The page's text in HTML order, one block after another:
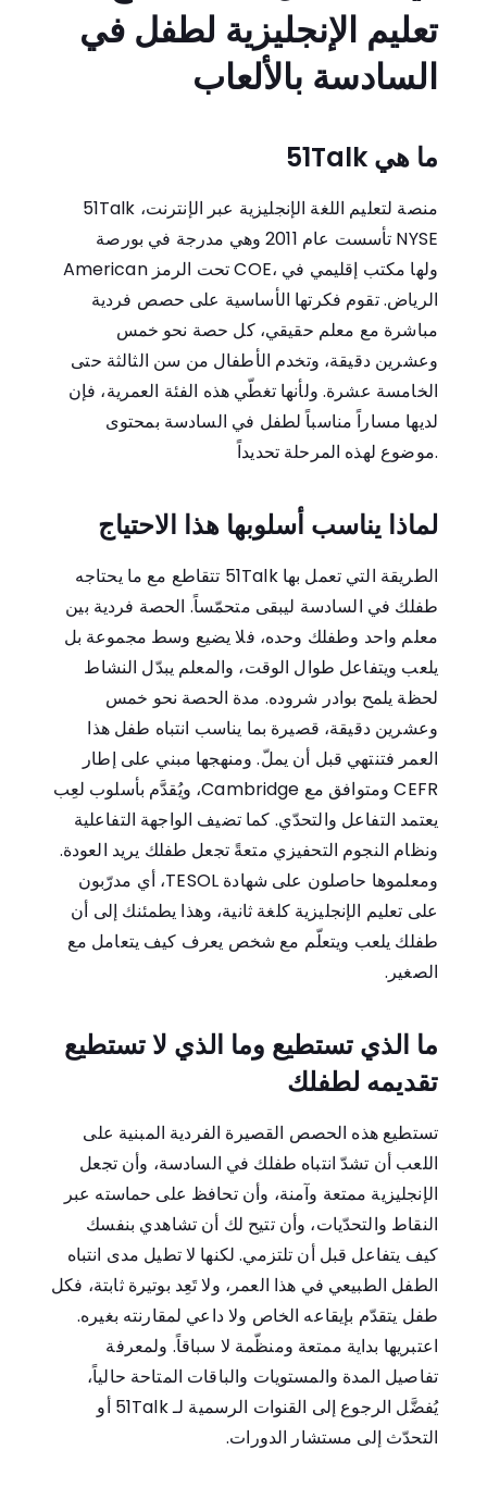
تعليم الإنجليزية لطفل في
السادسة بالألعاب
ما هي 51Talk
51Talk منصة لتعليم اللغة الإنجليزية عبر الإنترنت،
تأسست عام 2011 وهي مدرجة في بورصة NYSE
American تحت الرمز COE، ولها مكتب إقليمي في
الرياض. تقوم فكرتها الأساسية على حصص فردية
مباشرة مع معلم حقيقي، كل حصة نحو خمس
وعشرين دقيقة، وتخدم الأطفال من سن الثالثة حتى
الخامسة عشرة. ولأنها تغطّي هذه الفئة العمرية، فإن
لديها مساراً مناسباً لطفل في السادسة بمحتوى
موضوع لهذه المرحلة تحديداً.
لماذا يناسب أسلوبها هذا الاحتياج
الطريقة التي تعمل بها 51Talk تتقاطع مع ما يحتاجه
طفلك في السادسة ليبقى متحمّساً. الحصة فردية بين
معلم واحد وطفلك وحده، فلا يضيع وسط مجموعة بل
يلعب ويتفاعل طوال الوقت، والمعلم يبدّل النشاط
لحظة يلمح بوادر شروده. مدة الحصة نحو خمس
وعشرين دقيقة، قصيرة بما يناسب انتباه طفل هذا
العمر فتنتهي قبل أن يملّ. ومنهجها مبني على إطار
CEFR ومتوافق مع Cambridge، ويُقدَّم بأسلوب لعِب
يعتمد التفاعل والتحدّي. كما تضيف الواجهة التفاعلية
ونظام النجوم التحفيزي متعةً تجعل طفلك يريد العودة.
ومعلموها حاصلون على شهادة TESOL، أي مدرّبون
على تعليم الإنجليزية كلغة ثانية، وهذا يطمئنك إلى أن
طفلك يلعب ويتعلّم مع شخص يعرف كيف يتعامل مع
الصغير.
ما الذي تستطيع وما الذي لا تستطيع
تقديمه لطفلك
تستطيع هذه الحصص القصيرة الفردية المبنية على
اللعب أن تشدّ انتباه طفلك في السادسة، وأن تجعل
الإنجليزية ممتعة وآمنة، وأن تحافظ على حماسته عبر
النقاط والتحدّيات، وأن تتيح لك أن تشاهدي بنفسك
كيف يتفاعل قبل أن تلتزمي. لكنها لا تطيل مدى انتباه
الطفل الطبيعي في هذا العمر، ولا تَعِد بوتيرة ثابتة، فكل
طفل يتقدّم بإيقاعه الخاص ولا داعي لمقارنته بغيره.
اعتبريها بداية ممتعة ومنظّمة لا سباقاً. ولمعرفة
تفاصيل المدة والمستويات والباقات المتاحة حالياً،
يُفضَّل الرجوع إلى القنوات الرسمية لـ 51Talk أو
التحدّث إلى مستشار الدورات.